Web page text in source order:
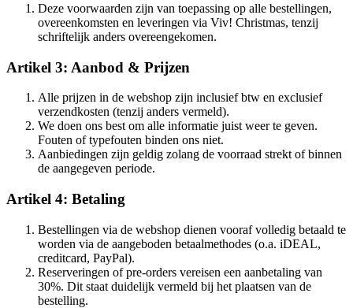
Deze voorwaarden zijn van toepassing op alle bestellingen,
overeenkomsten en leveringen via Viv! Christmas, tenzij
schriftelijk anders overeengekomen.
Artikel 3: Aanbod & Prijzen
Alle prijzen in de webshop zijn inclusief btw en exclusief
verzendkosten (tenzij anders vermeld).
We doen ons best om alle informatie juist weer te geven.
Fouten of typefouten binden ons niet.
Aanbiedingen zijn geldig zolang de voorraad strekt of binnen
de aangegeven periode.
Artikel 4: Betaling
Bestellingen via de webshop dienen vooraf volledig betaald te
worden via de aangeboden betaalmethodes (o.a. iDEAL,
creditcard, PayPal).
Reserveringen of pre-orders vereisen een aanbetaling van
30%. Dit staat duidelijk vermeld bij het plaatsen van de
bestelling.